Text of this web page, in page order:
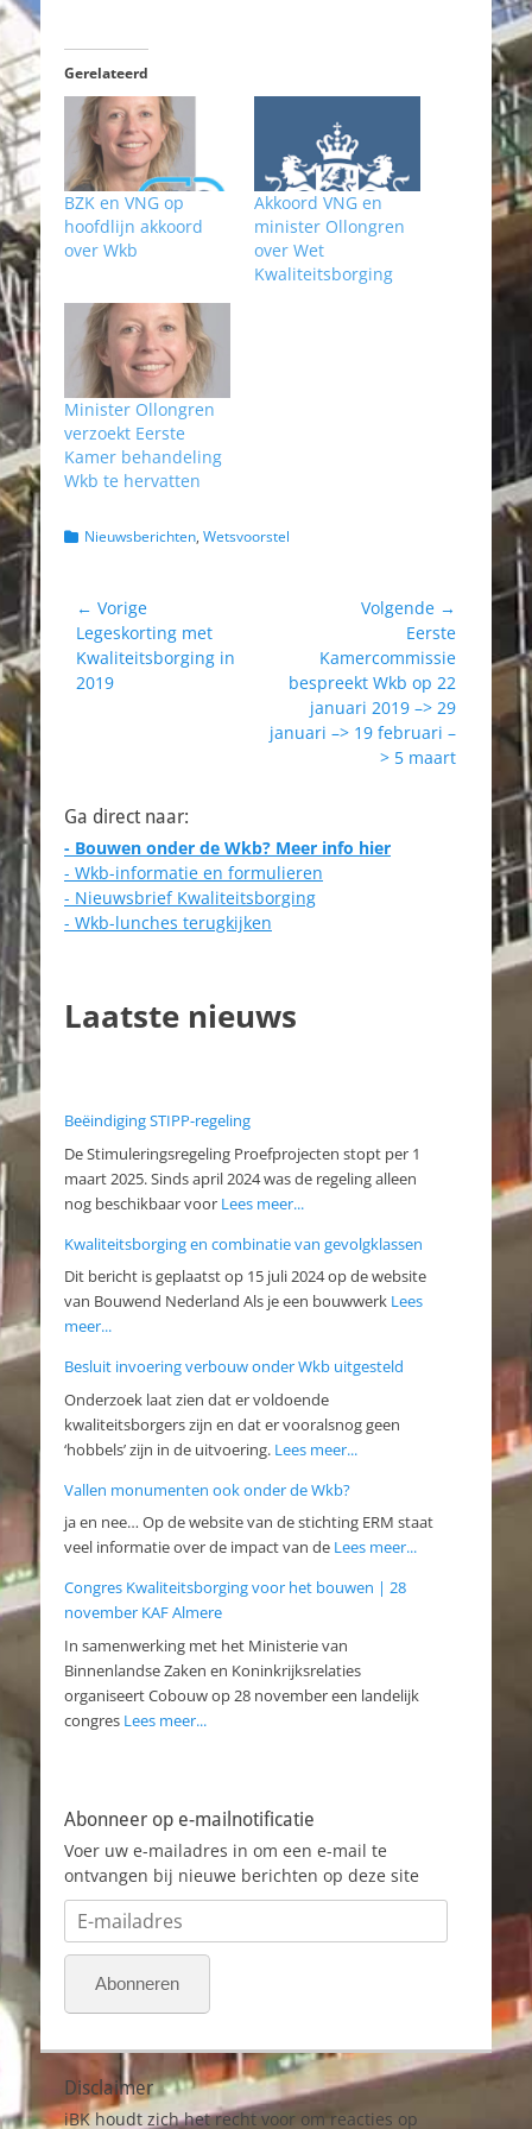
Gerelateerd
BZK en VNG op
hoofdlijn akkoord
over Wkb
Akkoord VNG en
minister Ollongren
over Wet
Kwaliteitsborging
Minister Ollongren
verzoekt Eerste
Kamer behandeling
Wkb te hervatten
Categorieën
Nieuwsberichten, Wetsvoorstel
Bericht
navigatie
← Vorige
Vorig
bericht:
Legeskorting met
Kwaliteitsborging in
2019
Volgende →
bericht:
Eerste
Kamercommissie
bespreekt Wkb op 22
januari 2019 –> 29
januari –> 19 februari –
> 5 maart
Ga direct naar:
- Bouwen onder de Wkb? Meer info hier
- Wkb-informatie en formulieren
- Nieuwsbrief Kwaliteitsborging
- Wkb-lunches terugkijken
Laatste nieuws
Beëindiging STIPP-regeling
De Stimuleringsregeling Proefprojecten stopt per 1
maart 2025. Sinds april 2024 was de regeling alleen
nog beschikbaar voor Lees meer...
Kwaliteitsborging en combinatie van gevolgklassen
Dit bericht is geplaatst op 15 juli 2024 op de website
van Bouwend Nederland Als je een bouwwerk Lees
meer...
Besluit invoering verbouw onder Wkb uitgesteld
Onderzoek laat zien dat er voldoende
kwaliteitsborgers zijn en dat er vooralsnog geen
‘hobbels’ zijn in de uitvoering. Lees meer...
Vallen monumenten ook onder de Wkb?
ja en nee… Op de website van de stichting ERM staat
veel informatie over de impact van de Lees meer...
Congres Kwaliteitsborging voor het bouwen | 28
november KAF Almere
In samenwerking met het Ministerie van
Binnenlandse Zaken en Koninkrijksrelaties
organiseert Cobouw op 28 november een landelijk
congres Lees meer...
Abonneer op e-mailnotificatie
Voer uw e-mailadres in om een e-mail te
ontvangen bij nieuwe berichten op deze site
mailadres
Abonneren
Disclaimer
iBK houdt zich het recht voor om reacties op